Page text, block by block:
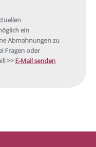
ein
Abmahnungen zu
Fragen oder
>> E-Mail senden